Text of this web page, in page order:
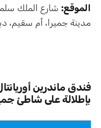
الموقع: شارع الملك
مدينة جميرا، أم سقيم،
فندق ماندرين
بإطلالة على شاطئ